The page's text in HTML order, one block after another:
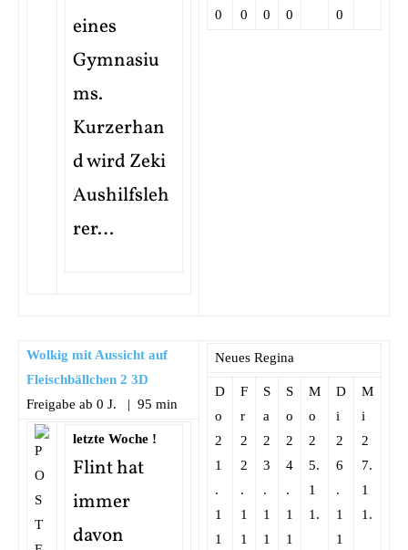
0 0 0 0 0
eines
Gymnasiu
ms.
Kurzerhan
d wird Zeki
Aushilfsleh
rer…
Wolkig mit Aussicht auf
Fleischbällchen 2 3D
Freigabe ab 0 J. | 95 min
Neues Regina
D
o
2
1
.
1
1
F
r
2
2
.
1
1
S
a
2
3
.
1
1
S
o
2
4
.
1
1
M
o
2
5.
1
1.
D
i
2
6
.
1
1
M
i
2
7.
1
1.
letzte Woche !
Flint hat
immer
davon